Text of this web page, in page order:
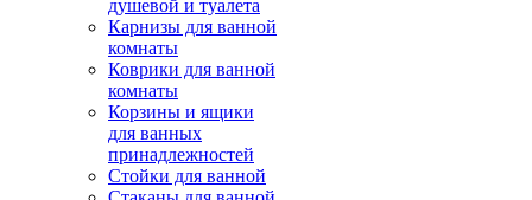
душевой и туалета
Карнизы для ванной
комнаты
Коврики для ванной
комнаты
Корзины и ящики
для ванных
принадлежностей
Стойки для ванной